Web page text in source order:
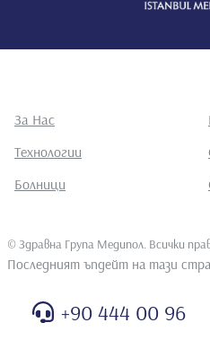
За Нас
Технологии
Болници
© Здравна Група Медипол. Всички
Последният ъпдейт на тази
+90 444 00 96